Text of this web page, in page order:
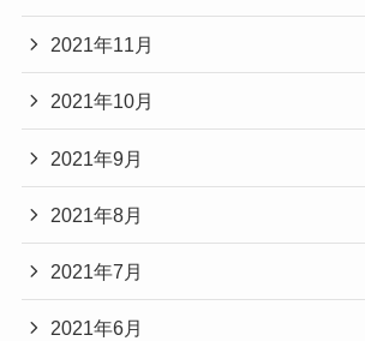
2021年11月
2021年10月
2021年9月
2021年8月
2021年7月
2021年6月